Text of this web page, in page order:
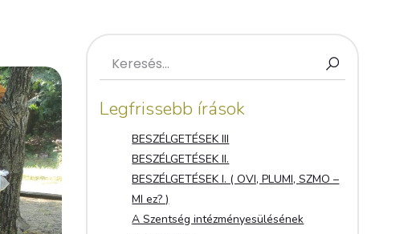
Legfrissebb írások
BESZÉLGETÉSEK III
BESZÉLGETÉSEK II.
BESZÉLGETÉSEK I. ( OVI, PLUMI, SZMO –
MI ez? )
A Szentség intézményesülésének